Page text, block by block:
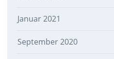
Januar 2021
September 2020